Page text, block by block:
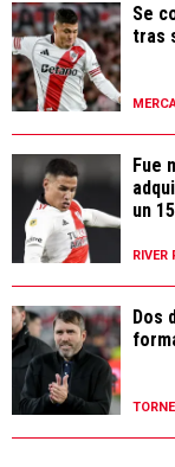
Se
tras
Fue
un
RIVER
Dos